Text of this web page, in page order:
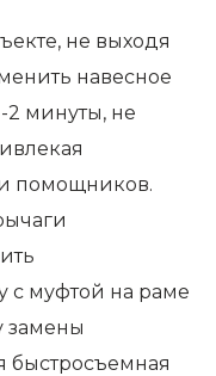
не выходя
навесное
2 минуты, не
помощников.
с муфтой на раме
замены
быстросъемная